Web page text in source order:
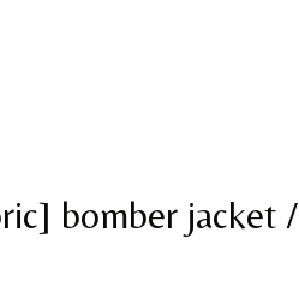
bomber jacket /